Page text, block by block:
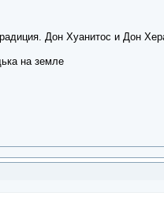
Дон Хуанитос и Дон
на земле